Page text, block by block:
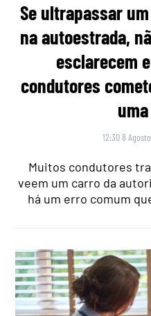
Se ultrapassar
na autoestrada,
esclarecem
condutores
12:30 8
Muitos condutores
veem um carro da
há um erro comum